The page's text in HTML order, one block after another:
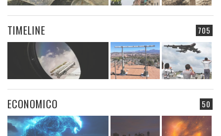
705
TIMELINE
50
ECONOMICO